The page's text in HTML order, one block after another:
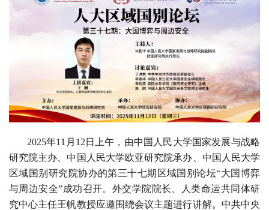
2025年11月12日上午，由中国人民大学国家发展与战略
研究院主办、中国人民大学欧亚研究院承办、中国人民大学
区域国别研究院协办的第三十七期区域国别论坛“大国博弈
与周边安全”成功召开。外交学院院长、人类命运共同体研
究中心主任王帆教授应邀围绕会议主题进行讲解。中共中央